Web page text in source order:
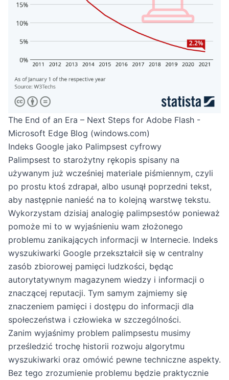
The End of an Era – Next Steps for Adobe Flash -
Microsoft Edge Blog (windows.com)
Indeks Google jako Palimpsest cyfrowy
Palimpsest to starożytny rękopis spisany na
używanym już wcześniej materiale piśmiennym, czyli
po prostu ktoś zdrapał, albo usunął poprzedni tekst,
aby następnie nanieść na to kolejną warstwę tekstu.
Wykorzystam dzisiaj analogię palimpsestów ponieważ
pomoże mi to w wyjaśnieniu wam złożonego
problemu zanikających informacji w Internecie. Indeks
wyszukiwarki Google przekształcił się w centralny
zasób zbiorowej pamięci ludzkości, będąc
autorytatywnym magazynem wiedzy i informacji o
znaczącej reputacji. Tym samym zajmiemy się
znaczeniem pamięci i dostępu do informacji dla
społeczeństwa i człowieka w szczególności.
Zanim wyjaśnimy problem palimpsestu musimy
prześledzić trochę historii rozwoju algorytmu
wyszukiwarki oraz omówić pewne techniczne aspekty.
Bez tego zrozumienie problemu będzie praktycznie